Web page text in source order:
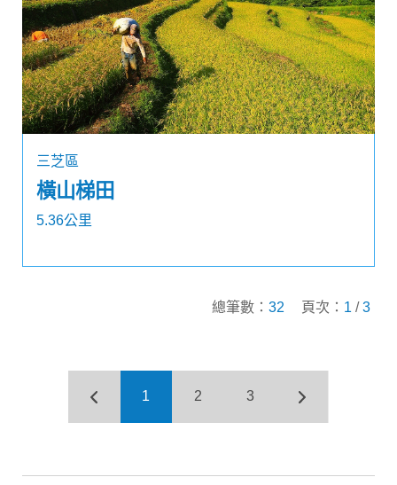
三芝區
橫山梯田
5.36公里
總筆數： 32 頁次： 1 /3
1 2 3